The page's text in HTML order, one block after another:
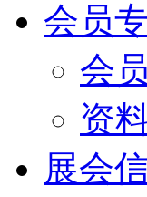
会员
会
资
展会